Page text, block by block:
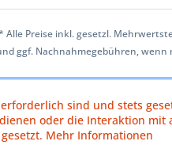
Alle Preise inkl. gesetzl.
ggf. Nachnahmegebühren, wenn
sind und stets
oder die Interaktion mit
Mehr Informationen